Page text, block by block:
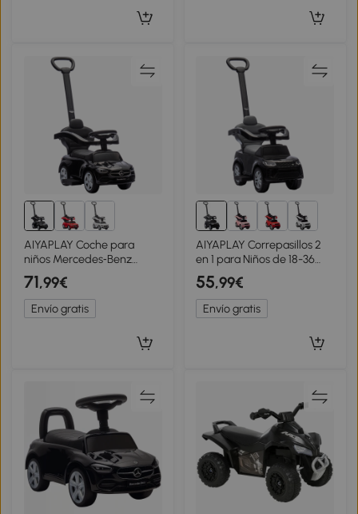
AIYAPLAY Coche para
niños Mercedes‑Benz
(licencia) con asa
desmontable — 91 x 40 x
83 cm, negro
71,99€
Envío gratis
AIYAPLAY Correpasillos 2
en 1 para Niños de 18-36
Meses LAND ROVER
DISCOVERY con
Almacenaje Mango y
Barandilla Extraíbles Negro
55,99€
Envío gratis